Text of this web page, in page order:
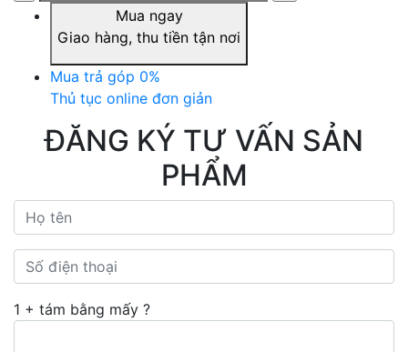
Mua ngay
Giao hàng, thu tiền tận nơi
Mua trả góp 0%
Thủ tục online đơn giản
ĐĂNG KÝ TƯ VẤN SẢN
PHẨM
1 + tám bằng mấy ?